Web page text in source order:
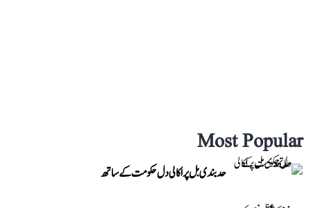
Most Popular
حد بندی بل پر اکالی دل حکومت کے ساتھ